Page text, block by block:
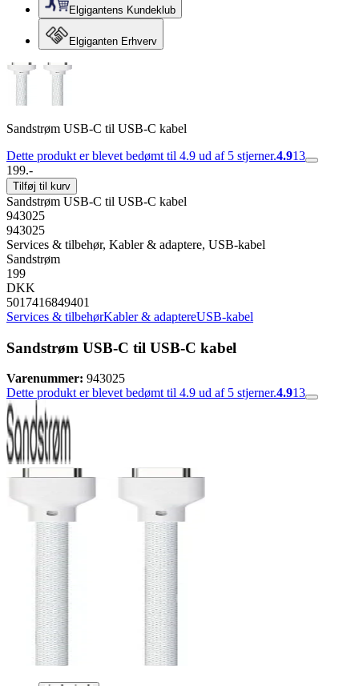
Elgigantens Kundeklub
Elgiganten Erhverv
Sandstrøm USB-C til USB-C kabel
Dette produkt er blevet bedømt til 4.9 ud af 5 stjerner.4.913
199.-
Tilføj til kurv
Sandstrøm USB-C til USB-C kabel
943025
943025
Services & tilbehør, Kabler & adaptere, USB-kabel
Sandstrøm
199
DKK
5017416849401
Services & tilbehørKabler & adaptereUSB-kabel
Sandstrøm USB-C til USB-C kabel
Varenummer: 943025
Dette produkt er blevet bedømt til 4.9 ud af 5 stjerner.4.913